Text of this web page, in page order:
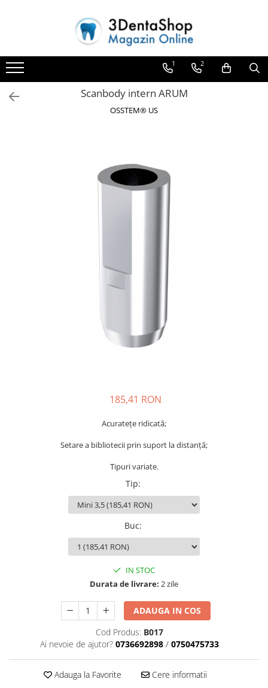
Toate Produsele
Aparate de Frezat
Aparate de Frezat
Frezare in 4 axe
Accesorii de Sinterizare
Administrare Laborator
Exocad
Wiredent
1 2
Scanbody intern ARUM
OSSTEM® US
185,41 RON
Acuratețe ridicată;
Setare a bibliotecii prin suport la distanță;
Tipuri variate.
Tip:
Buc:
IN STOC
Durata de livrare: 2 zile
ADAUGA IN COS
Cod Produs: B017
Ai nevoie de ajutor? 0736692898 / 0750475733
Adauga la Favorite Cere informatii